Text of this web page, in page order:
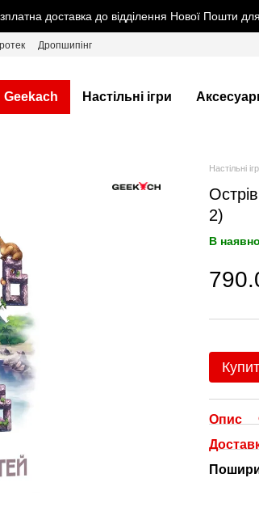
доставка до відділення Нової Пошти
Дропшипінг
Geekach Настільні ігри
Настільні
2)
В
Опис